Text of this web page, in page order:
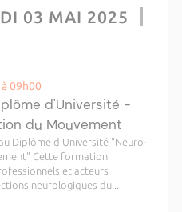
03 MAI 2025
09h00
d'Université -
du Mouvement
Diplôme d'Université "Neuro-
Cette formation
et acteurs
neurologiques du...